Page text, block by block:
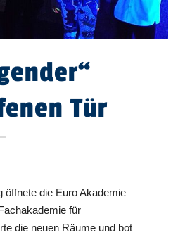
Tür
die Euro Akademie
für
die neuen Räume und bot